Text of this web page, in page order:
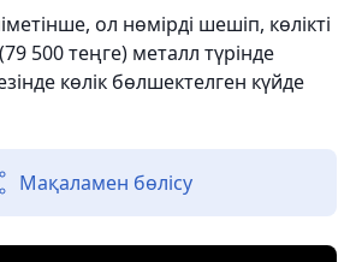
ол нөмірді шешіп, көлікті
500 теңге) металл түрінде
көлік бөлшектелген күйде
Мақаламен бөлісу